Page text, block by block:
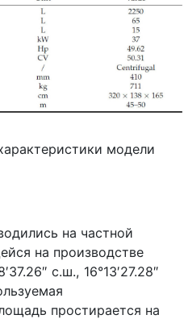
модели
на частной
на производстве
с.ш., 16°13′27.28″
простирается на